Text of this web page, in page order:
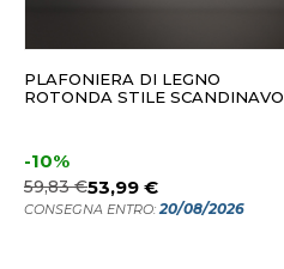
PLAFONIERA DI LEGNO
ROTONDA STILE SCANDINAVO
-10%
59,83 €53,99 €
CONSEGNA ENTRO:20/08/2026